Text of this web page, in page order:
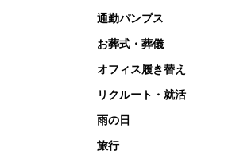
通勤パンプス
お葬式・葬儀
オフィス履き替え
リクルート・就活
雨の日
旅行